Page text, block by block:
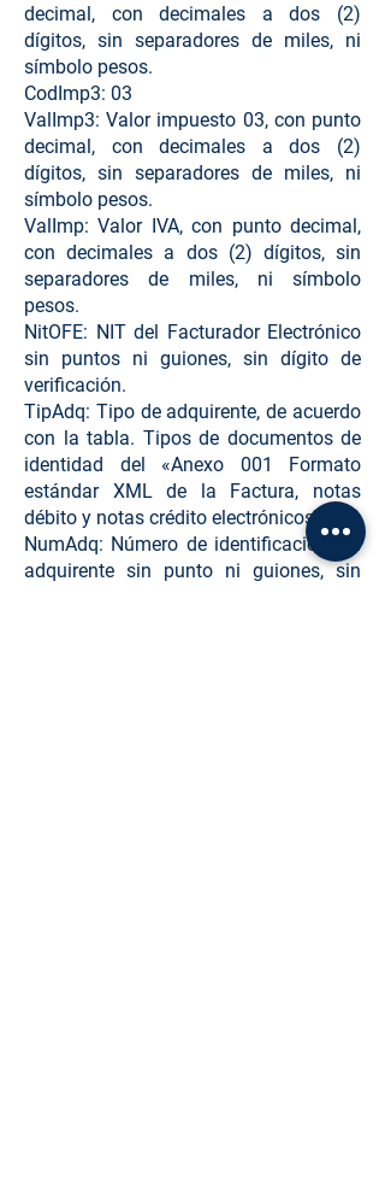
decimal, con decimales a dos (2)
dígitos, sin separadores de miles, ni
símbolo pesos.
CodImp3: 03
ValImp3: Valor impuesto 03, con punto
decimal, con decimales a dos (2)
dígitos, sin separadores de miles, ni
símbolo pesos.
ValImp: Valor IVA, con punto decimal,
con decimales a dos (2) dígitos, sin
separadores de miles, ni símbolo
pesos.
NitOFE: NIT del Facturador Electrónico
sin puntos ni guiones, sin dígito de
verificación.
TipAdq: Tipo de adquirente, de acuerdo
con la tabla. Tipos de documentos de
identidad del «Anexo 001 Formato
estándar XML de la Factura, notas
débito y notas crédito electrónicos».
NumAdq: Número de identificación del
adquirente sin punto ni guiones, sin